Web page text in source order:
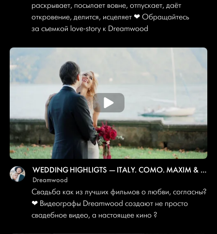
раскрывает, посылает вовне, отпускает, даёт
откровение, делится, исцеляет ❤ Обращайтесь
за съемкой love-story к Dreamwood
WEDDING HIGHLIGTS — ITALY. COMO. MAXIM & NATALI
Dreamwood
Свадьба как из лучших фильмов о любви, согласны?
❤ Видеографы Dreamwood создают не просто
свадебное видео, а настоящее кино ?